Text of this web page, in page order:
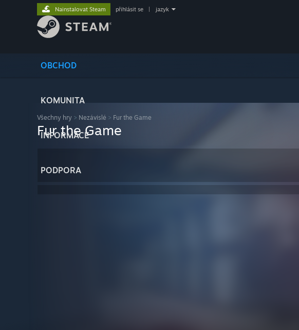
OBCHOD
KOMUNITA
INFORMACE
PODPORA
Nainstalovat Steam přihlásit se jazyk
Všechny hry > Nezávislé > Fur the Game
Fur the Game